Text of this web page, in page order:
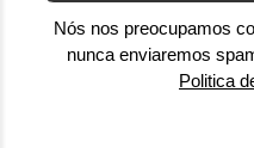
Nós nos preocupamos
nunca enviaremos
Politica